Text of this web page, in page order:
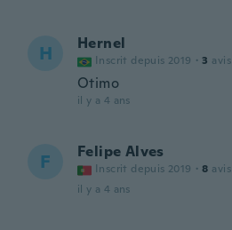
H Hernel
Inscrit depuis 2019 · 3 avis
Otimo
il y a 4 ans
F Felipe Alves
Inscrit depuis 2019 · 8 avis
il y a 4 ans